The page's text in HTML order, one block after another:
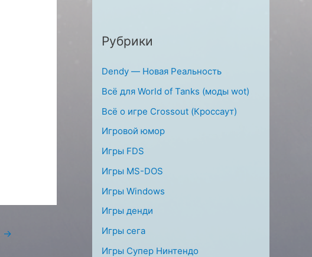
→
Рубрики
Dendy — Новая Реальность
Всё для World of Tanks (моды wot)
Всё о игре Crossout (Кроссаут)
Игровой юмор
Игры FDS
Игры MS-DOS
Игры Windows
Игры денди
Игры сега
Игры Супер Нинтендо